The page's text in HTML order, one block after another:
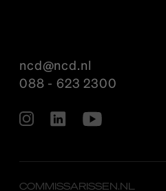
ncd@ncd.nl
088 - 623 2300
COMMISSARISSEN.NL